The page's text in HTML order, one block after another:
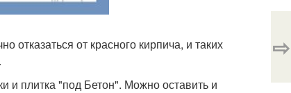
от красного кирпича, и таких
и плитка "под Бетон". Можно оставить и
⇨